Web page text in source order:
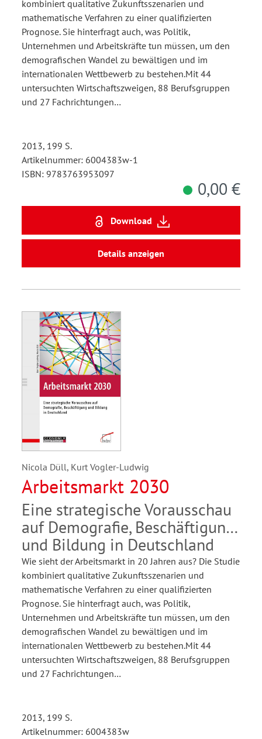
kombiniert qualitative Zukunftsszenarien und
mathematische Verfahren zu einer qualifizierten
Prognose. Sie hinterfragt auch, was Politik,
Unternehmen und Arbeitskräfte tun müssen, um den
demografischen Wandel zu bewältigen und im
internationalen Wettbewerb zu bestehen.Mit 44
untersuchten Wirtschaftszweigen, 88 Berufsgruppen
und 27 Fachrichtungen…
2013, 199 S.
Artikelnummer: 6004383w-1
ISBN: 9783763953097
0,00 €
Download
Details anzeigen
Nicola Düll, Kurt Vogler-Ludwig
Arbeitsmarkt 2030
Eine strategische Vorausschau
auf Demografie, Beschäftigung
und Bildung in Deutschland
Wie sieht der Arbeitsmarkt in 20 Jahren aus? Die Studie
kombiniert qualitative Zukunftsszenarien und
mathematische Verfahren zu einer qualifizierten
Prognose. Sie hinterfragt auch, was Politik,
Unternehmen und Arbeitskräfte tun müssen, um den
demografischen Wandel zu bewältigen und im
internationalen Wettbewerb zu bestehen.Mit 44
untersuchten Wirtschaftszweigen, 88 Berufsgruppen
und 27 Fachrichtungen…
2013, 199 S.
Artikelnummer: 6004383w